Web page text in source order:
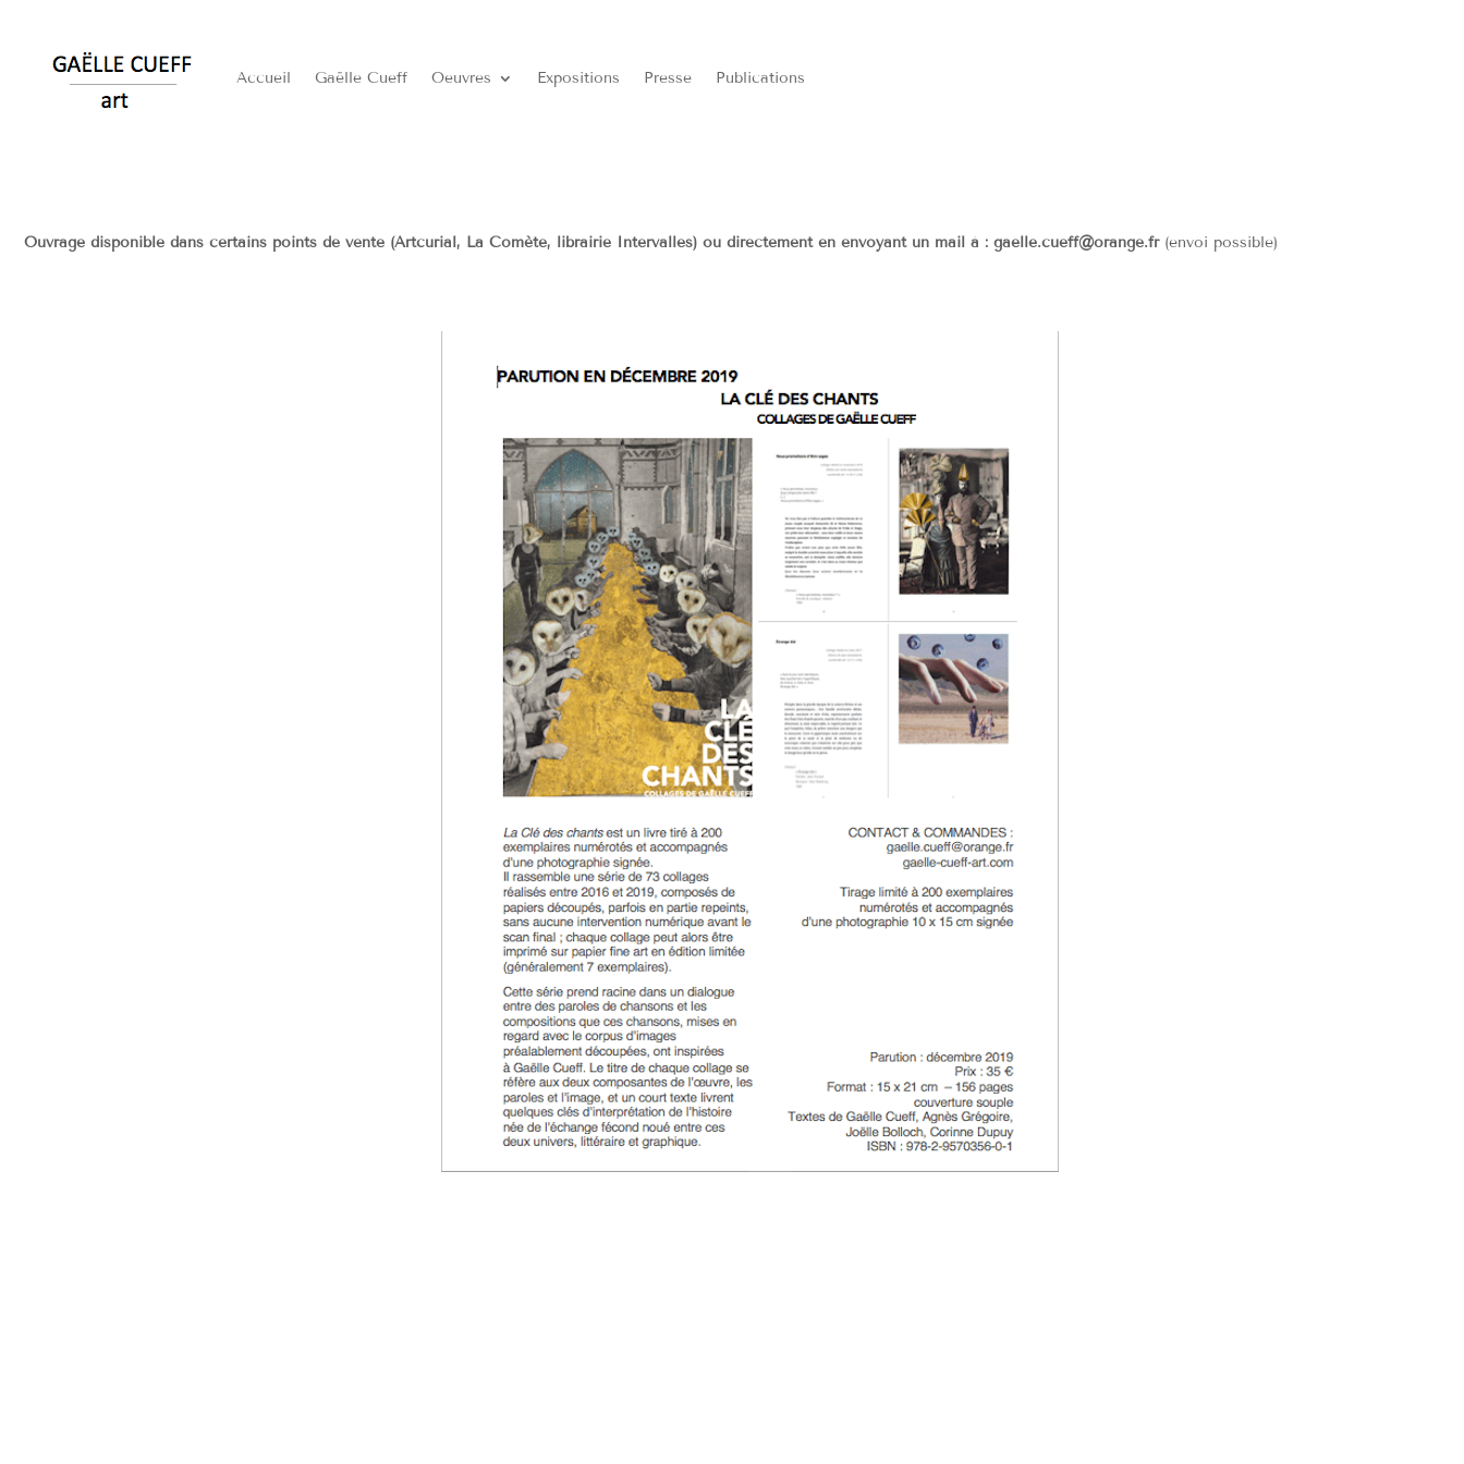
Accueil Gaëlle Cueff Oeuvres Expositions Presse Publications
Ouvrage disponible dans certains points de vente (Artcurial, La Comète, librairie Intervalles) ou directement en envoyant un mail à : gaelle.cueff@orange.fr(envoi possible)